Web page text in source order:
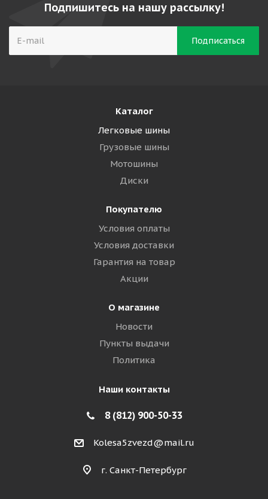
Подпишитесь на нашу рассылку!
Каталог
Легковые шины
Грузовые шины
Мотошины
Диски
Покупателю
Условия оплаты
Условия доставки
Гарантия на товар
Акции
О магазине
Новости
Пункты выдачи
Политика
Наши контакты
8 (812) 900-50-33
Kolesa5zvezd@mail.ru
г. Санкт-Петербург